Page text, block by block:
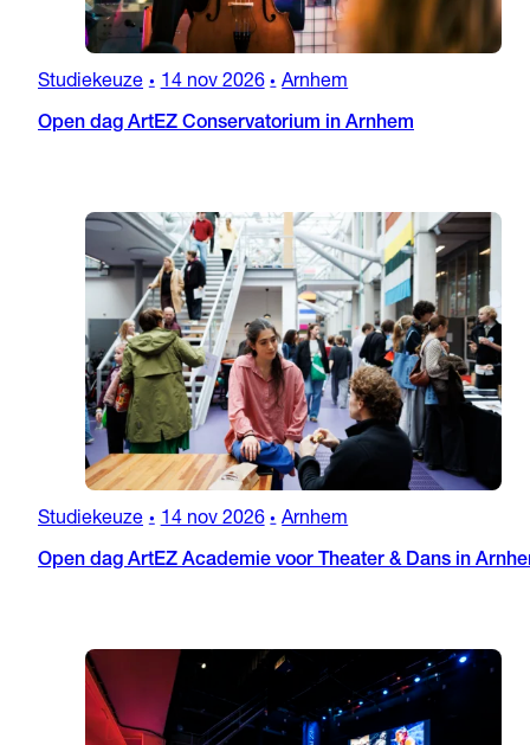
Studiekeuze • 14 nov 2026 • Arnhem
Open dag ArtEZ Conservatorium in Arnhem
Studiekeuze • 14 nov 2026 • Arnhem
Open dag ArtEZ Academie voor Theater & Dans in